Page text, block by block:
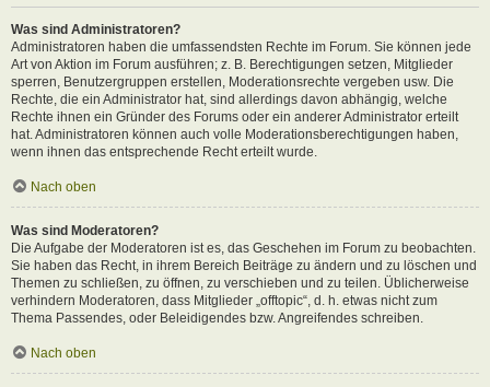
Was sind Administratoren?
Administratoren haben die umfassendsten Rechte im Forum. Sie können jede
Art von Aktion im Forum ausführen; z. B. Berechtigungen setzen, Mitglieder
sperren, Benutzergruppen erstellen, Moderationsrechte vergeben usw. Die
Rechte, die ein Administrator hat, sind allerdings davon abhängig, welche
Rechte ihnen ein Gründer des Forums oder ein anderer Administrator erteilt
hat. Administratoren können auch volle Moderationsberechtigungen haben,
wenn ihnen das entsprechende Recht erteilt wurde.
Nach oben
Was sind Moderatoren?
Die Aufgabe der Moderatoren ist es, das Geschehen im Forum zu beobachten.
Sie haben das Recht, in ihrem Bereich Beiträge zu ändern und zu löschen und
Themen zu schließen, zu öffnen, zu verschieben und zu teilen. Üblicherweise
verhindern Moderatoren, dass Mitglieder „offtopic“, d. h. etwas nicht zum
Thema Passendes, oder Beleidigendes bzw. Angreifendes schreiben.
Nach oben